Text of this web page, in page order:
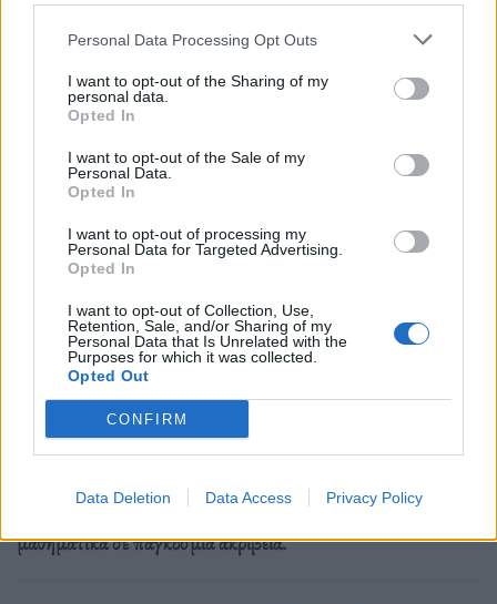
Personal Data Processing Opt Outs
I want to opt-out of the Sharing of my
personal data.
Opted In
I want to opt-out of the Sale of my
Personal Data.
Opted In
I want to opt-out of processing my
Personal Data for Targeted Advertising.
Opted In
I want to opt-out of Collection, Use,
Retention, Sale, and/or Sharing of my
Personal Data that Is Unrelated with the
Purposes for which it was collected.
Opted Out
CONFIRM
Data Deletion Data Access Privacy Policy
Ιστορίες
Η Gladys West και τα μαθηματικά που
κρατούν το GPS στη θέση του
28.01.26
Η Gladys West έθεσε τις βάσεις του σύγχρονου GPS,
μετατρέποντας δορυφορικά δεδομένα, υπομονή και καθαρά
μαθηματικά σε παγκόσμια ακρίβεια.